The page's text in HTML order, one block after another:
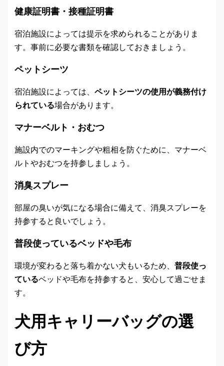
健康証明書・接種証明書
宿泊施設によっては提示を求められることがありま
す。事前に必要な書類を確認しておきましょう。
ペットシーツ
宿泊施設によっては、 ペットシーツの使用が義務付け
られている場合があります。
マナーベルト・おむつ
施設内でのマーキングや粗相を防ぐために、マナーベ
ルトやおむつを持参しましょう。
消臭スプレー
部屋の臭いが気になる場合に備えて、消臭スプレーを
持参すると良いでしょう。
普段使っているベッドや毛布
環境が変わると落ち着かない犬もいるため、 普段使っ
ているベッドや毛布を持参すると、安心して過ごせま
す。
犬用キャリーバッグの選
び方